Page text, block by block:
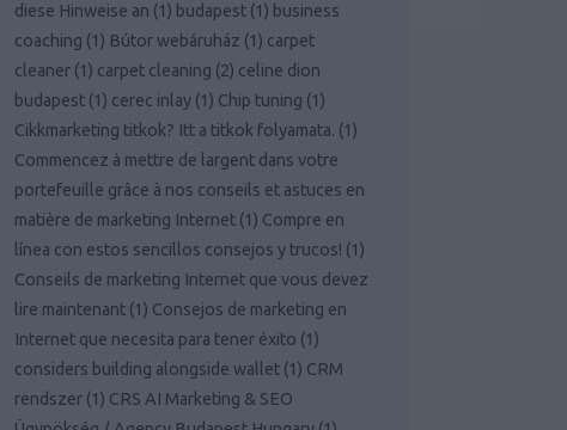
diese Hinweise an (1) budapest (1) business
coaching (1) Bútor webáruház (1) carpet
cleaner (1) carpet cleaning (2) celine dion
budapest (1) cerec inlay (1) Chip tuning (1)
Cikkmarketing titkok? Itt a titkok folyamata. (1)
Commencez à mettre de largent dans votre
portefeuille grâce à nos conseils et astuces en
matière de marketing Internet (1) Compre en
línea con estos sencillos consejos y trucos! (1)
Conseils de marketing Internet que vous devez
lire maintenant (1) Consejos de marketing en
Internet que necesita para tener éxito (1)
considers building alongside wallet (1) CRM
rendszer (1) CRS AI Marketing & SEO